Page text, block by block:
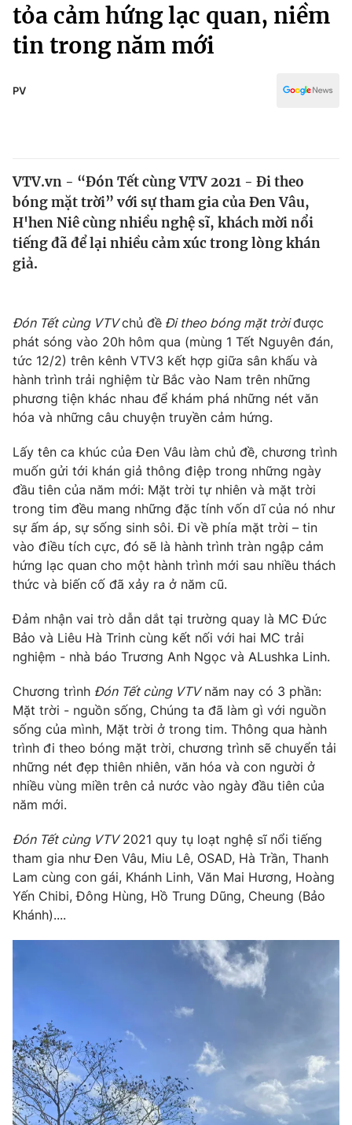
Chính trị
Xã hội
Pháp luật
Thế giới
Tin tức
Thế giới đó đây
Kinh tế
Tài chính
Góc doanh nghiệp
Truyền hình
Phim VTV
Hậu trường
Nhân vật
Khán giả
Giải sao mai
Giải trí
Điện ảnh
Sao
Đời sống
Du lịch
Làm đẹp
Chất lượng cuộc sống
Giáo dục
Tuyển sinh
Học trực tuyến
Công nghệ
Hitech Công nghệ tương lai
Sản phẩm
Tư vấn
Giao lưu trực tuyến
Chuyên mục khác
Emagazine Podcast
Photo Infographic
Video Shorts video
VTV Sức khoẻ Bất động sản
Thị trường 24h
Vươn mình bằng AI
VTV8
Liên hệ tòa soạn English
Truyền hình
Văn hóa - Giải trí
tỏa cảm hứng lạc quan, niềm
tin trong năm mới
PV
VTV.vn - “Đón Tết cùng VTV 2021 - Đi theo
bóng mặt trời” với sự tham gia của Đen Vâu,
H'hen Niê cùng nhiều nghệ sĩ, khách mời nổi
tiếng đã để lại nhiều cảm xúc trong lòng khán
giả.
Đón Tết cùng VTVchủ đề Đi theo bóng mặt trờiđược
phát sóng vào 20h hôm qua (mùng 1 Tết Nguyên đán,
tức 12/2) trên kênh VTV3 kết hợp giữa sân khấu và
hành trình trải nghiệm từ Bắc vào Nam trên những
phương tiện khác nhau để khám phá những nét văn
hóa và những câu chuyện truyền cảm hứng.
Lấy tên ca khúc của Đen Vâu làm chủ đề, chương trình
muốn gửi tới khán giả thông điệp trong những ngày
đầu tiên của năm mới: Mặt trời tự nhiên và mặt trời
trong tim đều mang những đặc tính vốn dĩ của nó như
sự ấm áp, sự sống sinh sôi. Đi về phía mặt trời – tin
vào điều tích cực, đó sẽ là hành trình tràn ngập cảm
hứng lạc quan cho một hành trình mới sau nhiều thách
thức và biến cố đã xảy ra ở năm cũ.
Đảm nhận vai trò dẫn dắt tại trường quay là MC Đức
Bảo và Liêu Hà Trinh cùng kết nối với hai MC trải
nghiệm - nhà báo Trương Anh Ngọc và ALushka Linh.
Chương trình Đón Tết cùng VTVnăm nay có 3 phần:
Mặt trời - nguồn sống, Chúng ta đã làm gì với nguồn
sống của mình, Mặt trời ở trong tim. Thông qua hành
trình đi theo bóng mặt trời, chương trình sẽ chuyển tải
những nét đẹp thiên nhiên, văn hóa và con người ở
nhiều vùng miền trên cả nước vào ngày đầu tiên của
năm mới.
Đón Tết cùng VTV2021 quy tụ loạt nghệ sĩ nổi tiếng
tham gia như Đen Vâu, Miu Lê, OSAD, Hà Trần, Thanh
Lam cùng con gái, Khánh Linh, Văn Mai Hương, Hoàng
Yến Chibi, Đông Hùng, Hồ Trung Dũng, Cheung (Bảo
Khánh)....